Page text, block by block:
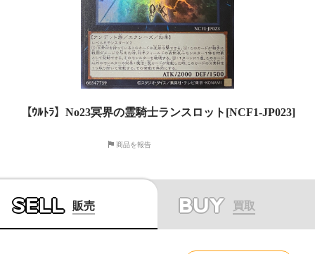
【ｳﾙﾄﾗ】No23冥界の霊騎士ランスロット[NCF1-JP023]
商品を報告
SELL 販売 BUY 買取